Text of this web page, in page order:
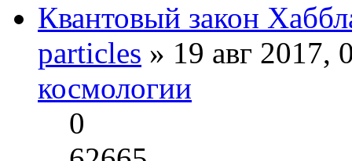
Квантовый закон
particles » 19 авг 2017,
космологии
0